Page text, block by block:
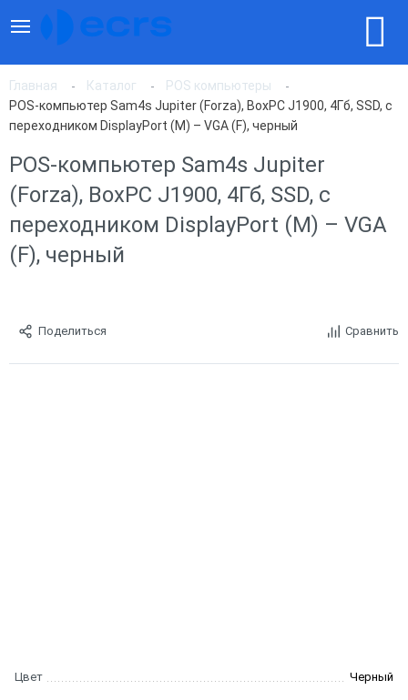
Главная Каталог
POS компьютеры
POS-компьютер Sam4s Jupiter (Forza), BoxPC J1900, 4Гб, SSD, с
переходником DisplayPort (M) – VGA (F), черный
POS-компьютер Sam4s Jupiter
(Forza), BoxPC J1900, 4Гб, SSD, с
переходником DisplayPort (M) – VGA
(F), черный
Поделиться Сравнить
Цвет Черный